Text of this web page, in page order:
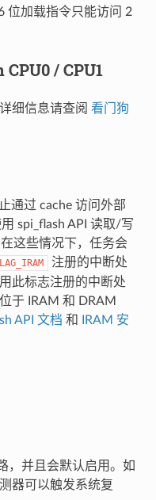
位加载指令只能访问 2
/ CPU1
细信息请查阅 看门狗
通过 cache 访问外部
spi_flash API 读取/写
这些情况下，任务会
注册的中断处
此标志注册的中断处
于 IRAM 和 DRAM
API 文档 和
IRAM 安
，并且会默认启用。如
器可以触发系统复